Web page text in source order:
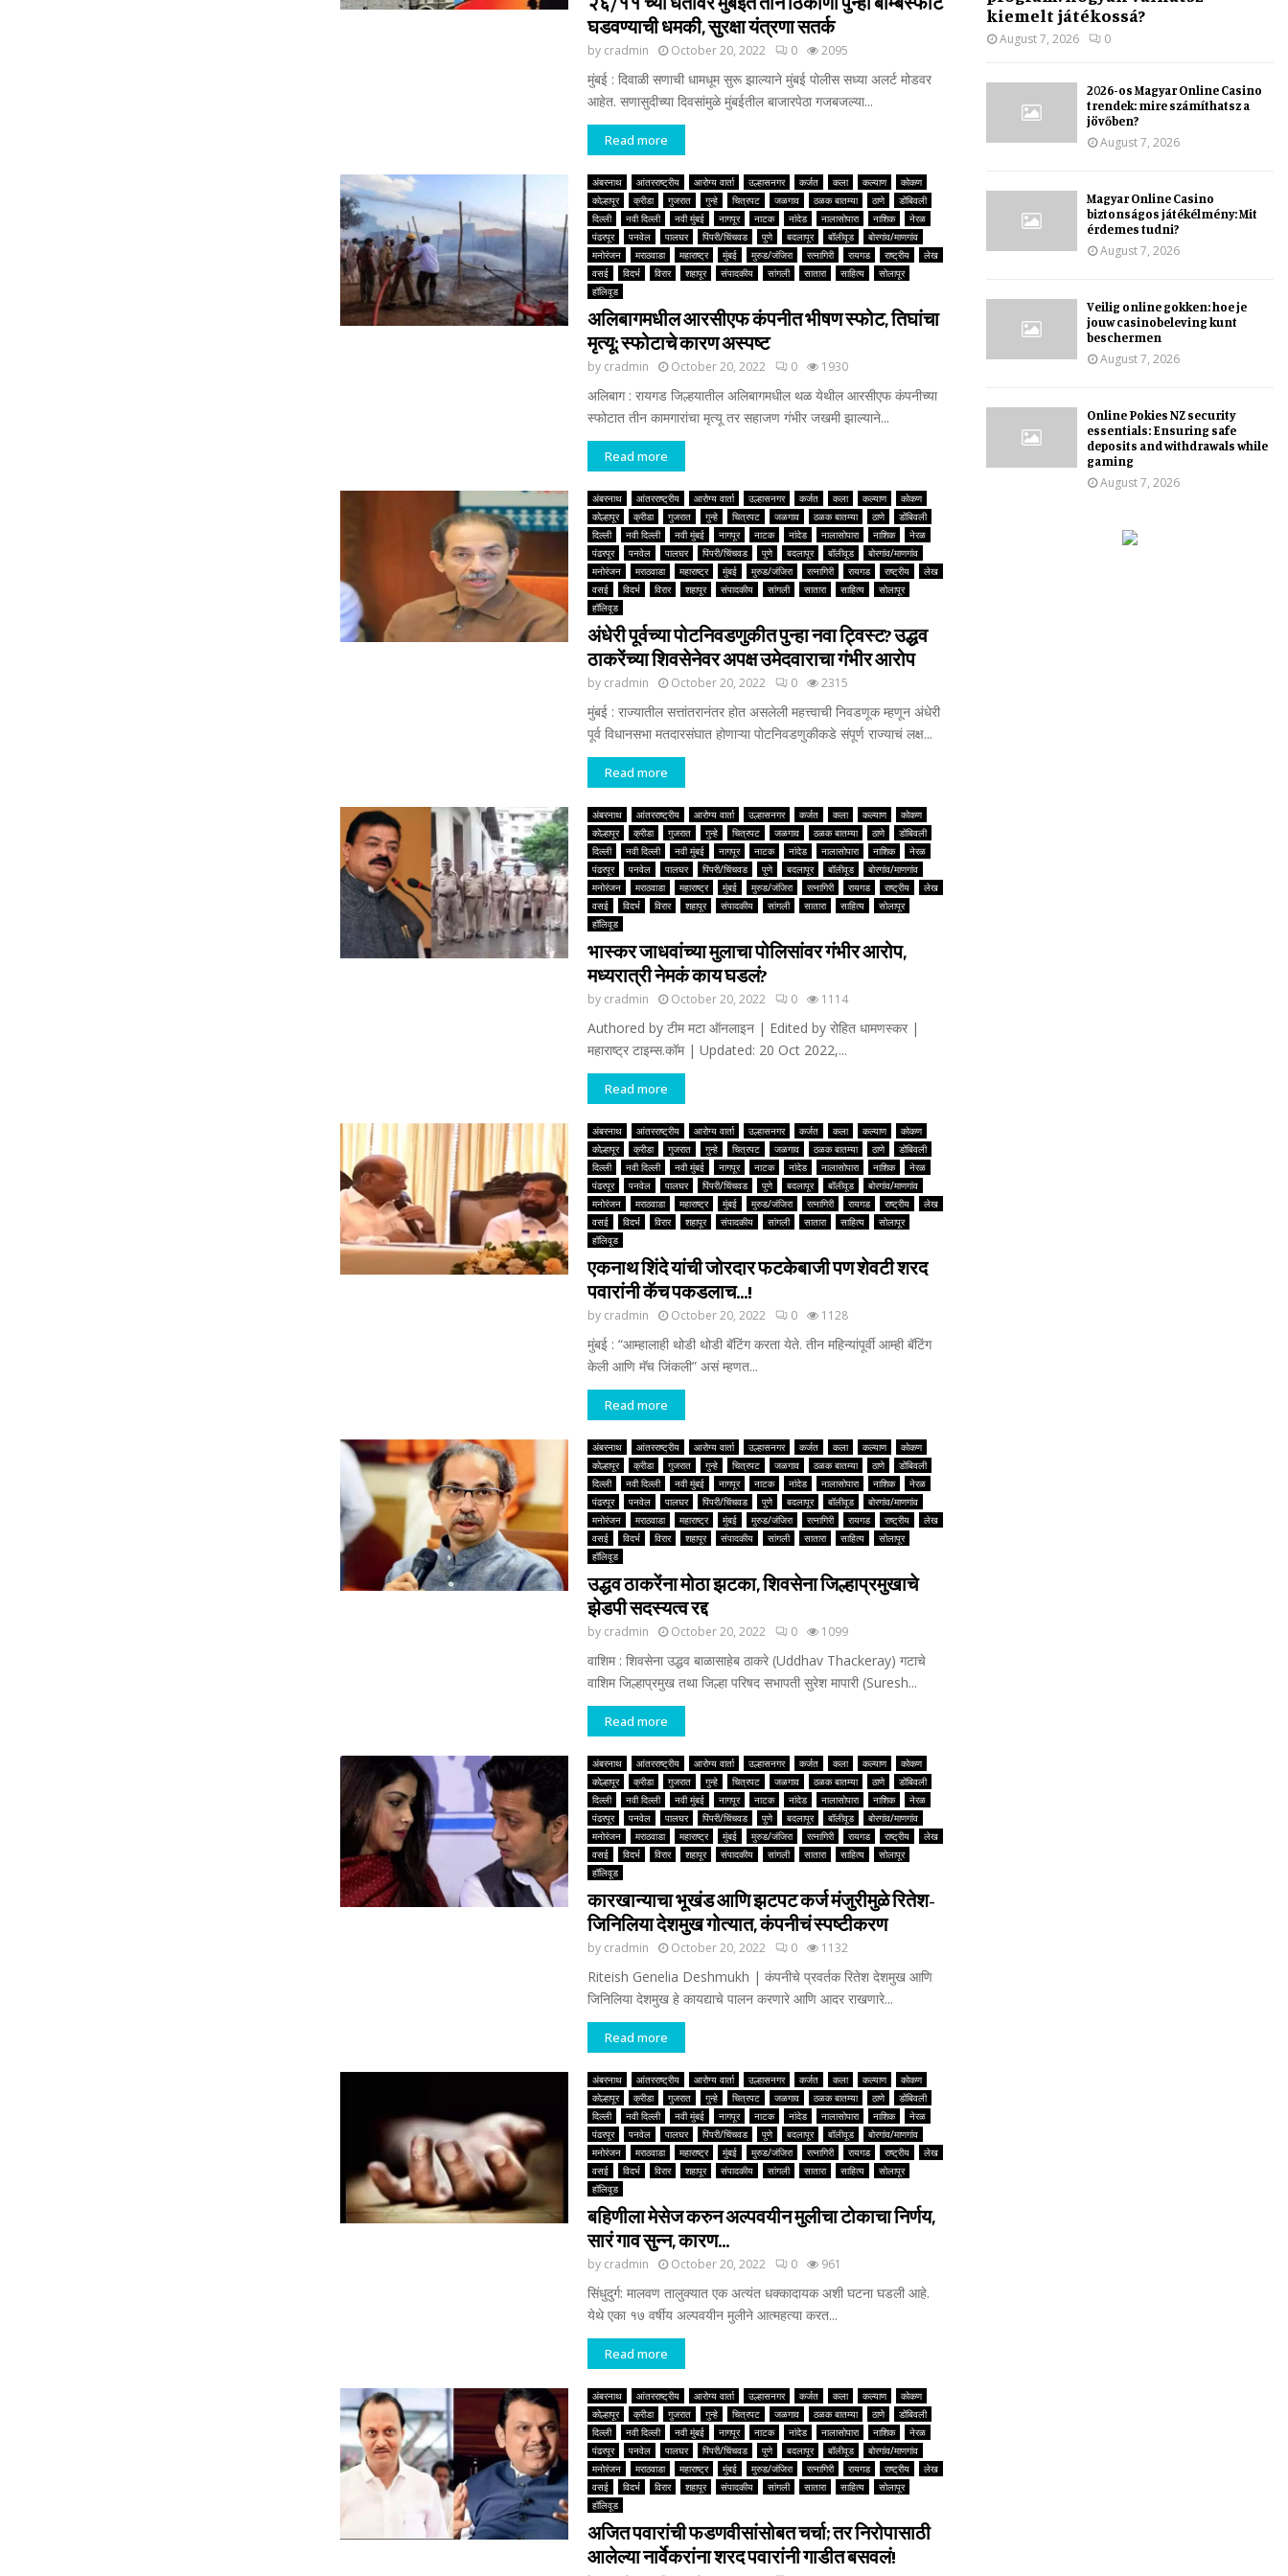
घडवण्याची धमकी, सुरक्षा यंत्रणा सतर्क
by cradmin October 20, 2022 0 2095
मुंबई : दिवाळी सणाची धामधूम सुरू झाल्याने मुंबई पोलीस सध्या अलर्ट मोडवर
आहेत. सणासुदीच्या दिवसांमुळे मुंबईतील बाजारपेठा गजबजल्या...
Read more
अंबरनाथ आंतरराष्ट्रीय आरोग्य वार्ता उल्हासनगर कर्जत कला कल्याण
कोकण
कोल्हापूर
क्रीडा गुजरात गुन्हे चित्रपट जळगाव ठळक बातम्या ठाणे
डोंबिवली
दिल्ली
नवी दिल्ली नवी मुंबई नागपूर नाटक नांदेड नालासोपारा नाशिक
नेरळ
पंढरपूर
पनवेल पालघर पिंपरी/चिंचवड पुणे बदलापूर बॉलीवूड
बोरगांव/माणगांव
मनोरंजन
मराठवाडा महाराष्ट्र मुंबई मुरुड/जंजिरा रत्नागिरी रायगड राष्ट्रीय
लेख
वसई
विदर्भ विरार शहापूर संपादकीय सांगली सातारा साहित्य
सोलापूर
हॉलिवूड
अलिबागमधील आरसीएफ कंपनीत भीषण स्फोट, तिघांचा
मृत्यू; स्फोटाचे कारण अस्पष्ट
by cradmin October 20, 2022 0 1930
अलिबाग : रायगड जिल्हयातील अलिबागमधील थळ येथील आरसीएफ कंपनीच्या
स्फोटात तीन कामगारांचा मृत्यू तर सहाजण गंभीर जखमी झाल्याने...
Read more
अंबरनाथ आंतरराष्ट्रीय आरोग्य वार्ता उल्हासनगर कर्जत कला कल्याण
कोकण
कोल्हापूर
क्रीडा गुजरात गुन्हे चित्रपट जळगाव ठळक बातम्या ठाणे
डोंबिवली
दिल्ली
नवी दिल्ली नवी मुंबई नागपूर नाटक नांदेड नालासोपारा नाशिक
नेरळ
पंढरपूर
पनवेल पालघर पिंपरी/चिंचवड पुणे बदलापूर बॉलीवूड
बोरगांव/माणगांव
मनोरंजन
मराठवाडा महाराष्ट्र मुंबई मुरुड/जंजिरा रत्नागिरी रायगड राष्ट्रीय
लेख
वसई
विदर्भ विरार शहापूर संपादकीय सांगली सातारा साहित्य
सोलापूर
हॉलिवूड
अंधेरी पूर्वच्या पोटनिवडणुकीत पुन्हा नवा ट्विस्ट? उद्धव
ठाकरेंच्या शिवसेनेवर अपक्ष उमेदवाराचा गंभीर आरोप
by cradmin October 20, 2022 0 2315
मुंबई : राज्यातील सत्तांतरानंतर होत असलेली महत्त्वाची निवडणूक म्हणून अंधेरी
पूर्व विधानसभा मतदारसंघात होणाऱ्या पोटनिवडणुकीकडे संपूर्ण राज्याचं लक्ष...
Read more
अंबरनाथ आंतरराष्ट्रीय आरोग्य वार्ता उल्हासनगर कर्जत कला कल्याण
कोकण
कोल्हापूर
क्रीडा गुजरात गुन्हे चित्रपट जळगाव ठळक बातम्या ठाणे
डोंबिवली
दिल्ली
नवी दिल्ली नवी मुंबई नागपूर नाटक नांदेड नालासोपारा नाशिक
नेरळ
पंढरपूर
पनवेल पालघर पिंपरी/चिंचवड पुणे बदलापूर बॉलीवूड
बोरगांव/माणगांव
मनोरंजन
मराठवाडा महाराष्ट्र मुंबई मुरुड/जंजिरा रत्नागिरी रायगड राष्ट्रीय
लेख
वसई
विदर्भ विरार शहापूर संपादकीय सांगली सातारा साहित्य
सोलापूर
हॉलिवूड
भास्कर जाधवांच्या मुलाचा पोलिसांवर गंभीर आरोप,
मध्यरात्री नेमकं काय घडलं?
by cradmin October 20, 2022 0 1114
Authored by टीम मटा ऑनलाइन | Edited by रोहित धामणस्कर |
महाराष्ट्र टाइम्स.कॉम | Updated: 20 Oct 2022,...
Read more
अंबरनाथ आंतरराष्ट्रीय आरोग्य वार्ता उल्हासनगर कर्जत कला कल्याण
कोकण
कोल्हापूर
क्रीडा गुजरात गुन्हे चित्रपट जळगाव ठळक बातम्या ठाणे
डोंबिवली
दिल्ली
नवी दिल्ली नवी मुंबई नागपूर नाटक नांदेड नालासोपारा नाशिक
नेरळ
पंढरपूर
पनवेल पालघर पिंपरी/चिंचवड पुणे बदलापूर बॉलीवूड
बोरगांव/माणगांव
मनोरंजन
मराठवाडा महाराष्ट्र मुंबई मुरुड/जंजिरा रत्नागिरी रायगड राष्ट्रीय
लेख
वसई
विदर्भ विरार शहापूर संपादकीय सांगली सातारा साहित्य
सोलापूर
हॉलिवूड
एकनाथ शिंदे यांची जोरदार फटकेबाजी पण शेवटी शरद
पवारांनी कॅच पकडलाच…!
by cradmin October 20, 2022 0 1128
मुंबई : “आम्हालाही थोडी थोडी बॅटिंग करता येते. तीन महिन्यांपूर्वी आम्ही बॅटिंग
केली आणि मॅच जिंकली” असं म्हणत...
Read more
अंबरनाथ आंतरराष्ट्रीय आरोग्य वार्ता उल्हासनगर कर्जत कला कल्याण
कोकण
कोल्हापूर
क्रीडा गुजरात गुन्हे चित्रपट जळगाव ठळक बातम्या ठाणे
डोंबिवली
दिल्ली
नवी दिल्ली नवी मुंबई नागपूर नाटक नांदेड नालासोपारा नाशिक
नेरळ
पंढरपूर
पनवेल पालघर पिंपरी/चिंचवड पुणे बदलापूर बॉलीवूड
बोरगांव/माणगांव
मनोरंजन
मराठवाडा महाराष्ट्र मुंबई मुरुड/जंजिरा रत्नागिरी रायगड राष्ट्रीय
लेख
वसई
विदर्भ विरार शहापूर संपादकीय सांगली सातारा साहित्य
सोलापूर
हॉलिवूड
उद्धव ठाकरेंना मोठा झटका, शिवसेना जिल्हाप्रमुखाचे
झेडपी सदस्यत्व रद्द
by cradmin October 20, 2022 0 1099
वाशिम : शिवसेना उद्धव बाळासाहेब ठाकरे (Uddhav Thackeray) गटाचे
वाशिम जिल्हाप्रमुख तथा जिल्हा परिषद सभापती सुरेश मापारी (Suresh...
Read more
अंबरनाथ आंतरराष्ट्रीय आरोग्य वार्ता उल्हासनगर कर्जत कला कल्याण
कोकण
कोल्हापूर
क्रीडा गुजरात गुन्हे चित्रपट जळगाव ठळक बातम्या ठाणे
डोंबिवली
दिल्ली
नवी दिल्ली नवी मुंबई नागपूर नाटक नांदेड नालासोपारा नाशिक
नेरळ
पंढरपूर
पनवेल पालघर पिंपरी/चिंचवड पुणे बदलापूर बॉलीवूड
बोरगांव/माणगांव
मनोरंजन
मराठवाडा महाराष्ट्र मुंबई मुरुड/जंजिरा रत्नागिरी रायगड राष्ट्रीय
लेख
वसई
विदर्भ विरार शहापूर संपादकीय सांगली सातारा साहित्य
सोलापूर
हॉलिवूड
कारखान्याचा भूखंड आणि झटपट कर्ज मंजुरीमुळे रितेश-
जिनिलिया देशमुख गोत्यात, कंपनीचं स्पष्टीकरण
by cradmin October 20, 2022 0 1132
Riteish Genelia Deshmukh | कंपनीचे प्रवर्तक रितेश देशमुख आणि
जिनिलिया देशमुख हे कायद्याचे पालन करणारे आणि आदर राखणारे...
Read more
अंबरनाथ आंतरराष्ट्रीय आरोग्य वार्ता उल्हासनगर कर्जत कला कल्याण
कोकण
कोल्हापूर
क्रीडा गुजरात गुन्हे चित्रपट जळगाव ठळक बातम्या ठाणे
डोंबिवली
दिल्ली
नवी दिल्ली नवी मुंबई नागपूर नाटक नांदेड नालासोपारा नाशिक
नेरळ
पंढरपूर
पनवेल पालघर पिंपरी/चिंचवड पुणे बदलापूर बॉलीवूड
बोरगांव/माणगांव
मनोरंजन
मराठवाडा महाराष्ट्र मुंबई मुरुड/जंजिरा रत्नागिरी रायगड राष्ट्रीय
लेख
वसई
विदर्भ विरार शहापूर संपादकीय सांगली सातारा साहित्य
सोलापूर
हॉलिवूड
बहिणीला मेसेज करुन अल्पवयीन मुलीचा टोकाचा निर्णय,
सारं गाव सुन्न, कारण…
by cradmin October 20, 2022 0 961
सिंधुदुर्ग: मालवण तालुक्यात एक अत्यंत धक्कादायक अशी घटना घडली आहे.
येथे एका १७ वर्षीय अल्पवयीन मुलीने आत्महत्या करत...
Read more
अंबरनाथ आंतरराष्ट्रीय आरोग्य वार्ता उल्हासनगर कर्जत कला कल्याण
कोकण
कोल्हापूर
क्रीडा गुजरात गुन्हे चित्रपट जळगाव ठळक बातम्या ठाणे
डोंबिवली
दिल्ली
नवी दिल्ली नवी मुंबई नागपूर नाटक नांदेड नालासोपारा नाशिक
नेरळ
पंढरपूर
पनवेल पालघर पिंपरी/चिंचवड पुणे बदलापूर बॉलीवूड
बोरगांव/माणगांव
मनोरंजन
मराठवाडा महाराष्ट्र मुंबई मुरुड/जंजिरा रत्नागिरी रायगड राष्ट्रीय
लेख
वसई
विदर्भ विरार शहापूर संपादकीय सांगली सातारा साहित्य
सोलापूर
हॉलिवूड
अजित पवारांची फडणवीसांसोबत चर्चा; तर निरोपासाठी
आलेल्या नार्वेकरांना शरद पवारांनी गाडीत बसवलं!
kiemelt játékossá?
August 7, 2026 0
2026-os Magyar Online Casino
trendek: mire számíthatsz a
jövőben?
August 7, 2026
Magyar Online Casino
biztonságos játékélmény: Mit
érdemes tudni?
August 7, 2026
Veilig online gokken: hoe je
jouw casinobeleving kunt
beschermen
August 7, 2026
Online Pokies NZ security
essentials: Ensuring safe
deposits and withdrawals while
gaming
August 7, 2026